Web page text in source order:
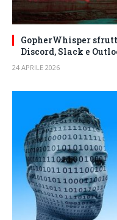
GopherWhisper
Discord, Slack e
24 APRILE 2026